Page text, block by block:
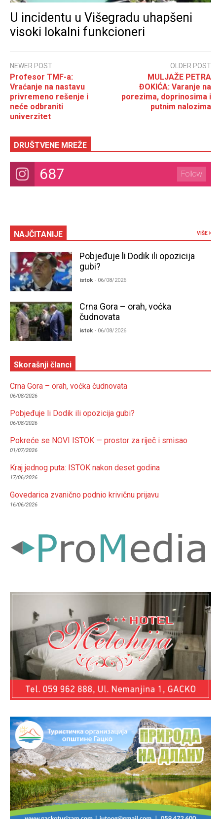
U incidentu u Višegradu uhapšeni
visoki lokalni funkcioneri
NEWER POST
Profesor TMF-a:
Vraćanje na nastavu
privremeno rešenje i
neće odbraniti
univerzitet
OLDER POST
MULJAŽE PETRA
ĐOKIĆA: Varanje na
porezima, doprinosima i
putnim nalozima
DRUŠTVENE MREŽE
687 Follow
NAJČITANIJE VIŠE
Pobjeđuje li Dodik ili opozicija
gubi?
istok - 06/08/2026
Crna Gora – orah, voćka
čudnovata
istok - 06/08/2026
Skorašnji članci
Crna Gora – orah, voćka čudnovata
06/08/2026
Pobjeđuje li Dodik ili opozicija gubi?
06/08/2026
Pokreće se NOVI ISTOK — prostor za riječ i smisao
01/07/2026
Kraj jednog puta: ISTOK nakon deset godina
17/06/2026
Govedarica zvanično podnio krivičnu prijavu
16/06/2026